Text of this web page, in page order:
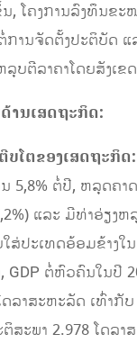
, ໂຄງການລົງທຶນຂະ
ການຈັດຕັ້ງປະຕິບັດ
ບຕີລາຄາໂດຍສັງເຂ
ານເສດຖະກິດ:
ບໂຕຂອງເສດຖະກິດ:
5,8% ຕໍ່ປີ, ຫລຸດຄ
ແລະ ມີທ່າອ່ຽງ
ສ່ປະເທດອ້ອມຂ້າງໃ
GDP ຕໍ່ຫົວຄົນໃນປີ
ລາສະຫະລັດ ເທົ່າກັບ
ສະພາ 2.978 ໂດລາ